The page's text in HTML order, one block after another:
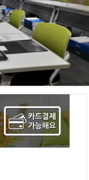
계약서
원격지